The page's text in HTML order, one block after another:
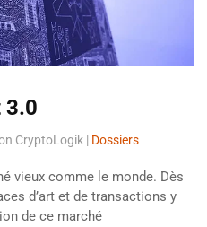
3.0
CryptoLogik | Dossiers
vieux comme le monde. Dès
d’art et de transactions y
de ce marché